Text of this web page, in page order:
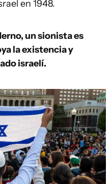
en 1948.
un sionista es
la existencia y
israelí.